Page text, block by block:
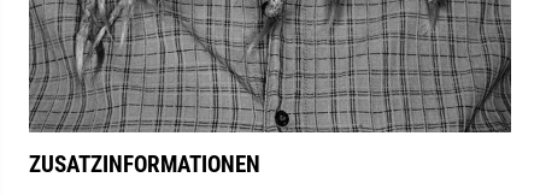
ZUSATZINFORMATIONEN